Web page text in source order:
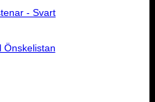
Önskelistan